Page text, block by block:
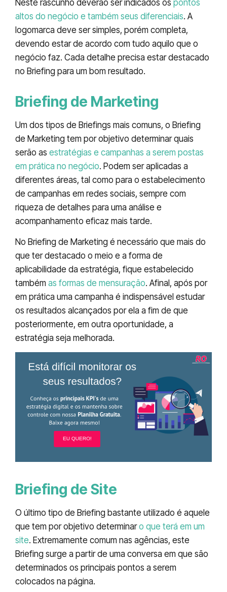
Neste rascunho deverão ser indicados os pontos
altos do negócio e também seus diferenciais. A
logomarca deve ser simples, porém completa,
devendo estar de acordo com tudo aquilo que o
negócio faz. Cada detalhe precisa estar destacado
no Briefing para um bom resultado.
Briefing de Marketing
Um dos tipos de Briefings mais comuns, o Briefing
de Marketing tem por objetivo determinar quais
serão as estratégias e campanhas a serem postas
em prática no negócio. Podem ser aplicadas a
diferentes áreas, tal como para o estabelecimento
de campanhas em redes sociais, sempre com
riqueza de detalhes para uma análise e
acompanhamento eficaz mais tarde.
No Briefing de Marketing é necessário que mais do
que ter destacado o meio e a forma de
aplicabilidade da estratégia, fique estabelecido
também as formas de mensuração. Afinal, após por
em prática uma campanha é indispensável estudar
os resultados alcançados por ela a fim de que
posteriormente, em outra oportunidade, a
estratégia seja melhorada.
Briefing de Site
O último tipo de Briefing bastante utilizado é aquele
que tem por objetivo determinaro que terá em um
site. Extremamente comum nas agências, este
Briefing surge a partir de uma conversa em que são
determinados os principais pontos a serem
colocados na página.